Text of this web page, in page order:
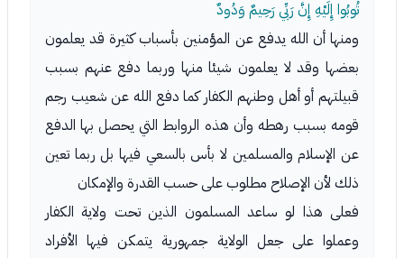
تُوبُوا إِلَيْهِ إِنَّ رَبِّي رَحِيمٌ وَدُودٌ
ومنها أن الله يدفع عن المؤمنين بأسباب كثيرة قد يعلمون
بعضها وقد لا يعلمون شيئا منها وربما دفع عنهم بسبب
قبيلتهم أو أهل وطنهم الكفار كما دفع الله عن شعيب رجم
قومه بسبب رهطه وأن هذه الروابط التي يحصل بها الدفع
عن الإسلام والمسلمين لا بأس بالسعي فيها بل ربما تعين
ذلك لأن الإصلاح مطلوب على حسب القدرة والإمكان
فعلى هذا لو ساعد المسلمون الذين تحت ولاية الكفار
وعملوا على جعل الولاية جمهورية يتمكن فيها الأفراد